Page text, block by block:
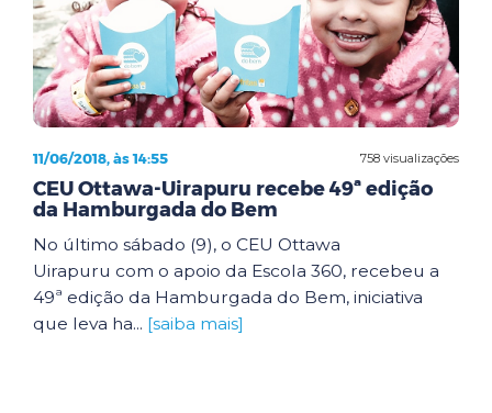
758 visualizações
11/06/2018, às 14:55
CEU Ottawa-Uirapuru recebe 49ª edição
da Hamburgada do Bem
No último sábado (9), o CEU Ottawa
Uirapuru com o apoio da Escola 360, recebeu a
49ª edição da Hamburgada do Bem, iniciativa
que leva ha... [saiba mais]